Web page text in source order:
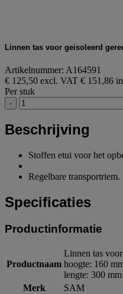
Linnen tas voor geisoleerd
Artikelnummer: A164591
€ 125,50 excl. VAT € 151,86
Per stuk
-
Beschrijving
Stoffen etui voor het
Regelbare transportriem.
Specificaties
Productinformatie
Productnaam
Linnen tas
hoogte: 160
lengte: 300 mm
Merk
SAM